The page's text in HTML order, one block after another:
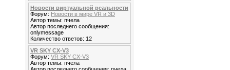
Новости виртуальной реальности
Форум: Новости в мире VR и 3D
Автор темы: пчела
Автор последнего сообщения:
onlymessage
Количество ответов: 12
VR SKY CX-V3
Форум: VR SKY CX-V3
Автор темы: пчела